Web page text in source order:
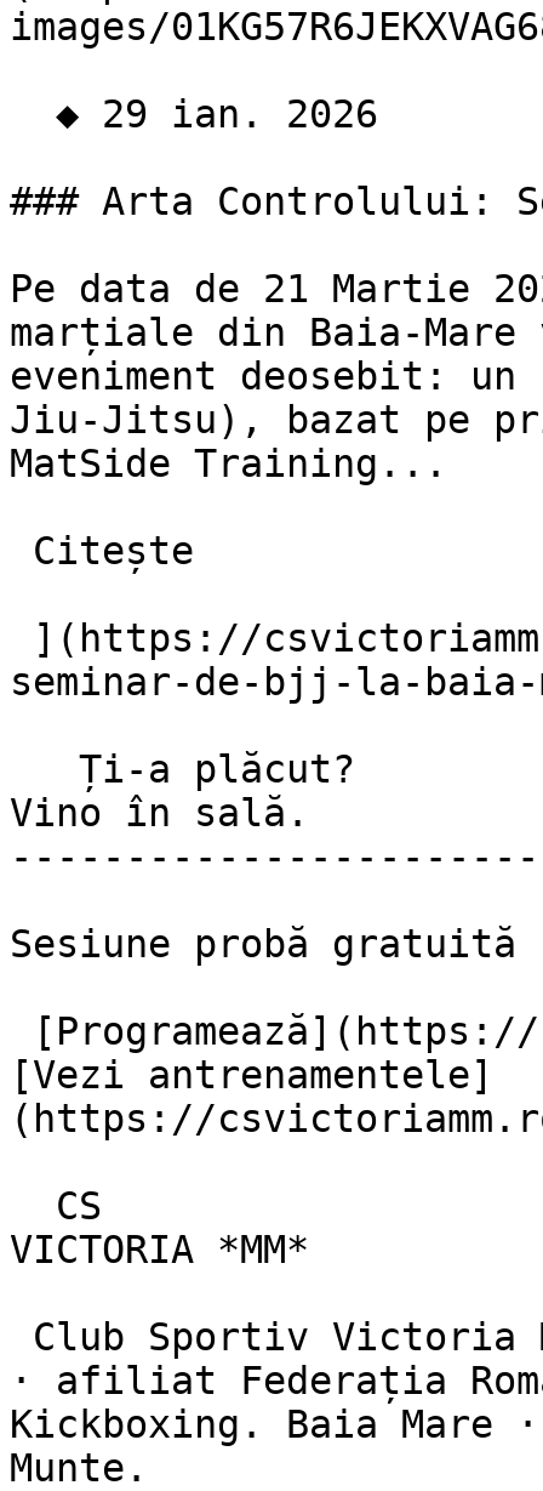
images/
### Arta Controlului:
Pe data de 21 Martie
marțiale din Baia-Mare
eveniment deosebit:
Jiu-Jitsu), bazat pe
MatSide Training...
seminar-de-bjj-la-
Vino în sală.
Sesiune probă
[Vezi antrenamentele]
(https://
VICTORIA *MM*
· afiliat Federația
Kickboxing. Baia Mare
Munte.